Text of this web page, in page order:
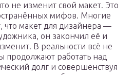
не изменит свой макет. Это
мифов. Многие
что макет для дизайнера —
он закончил её и
В реальности всё не
продолжают работать над
долг и совершенствуя